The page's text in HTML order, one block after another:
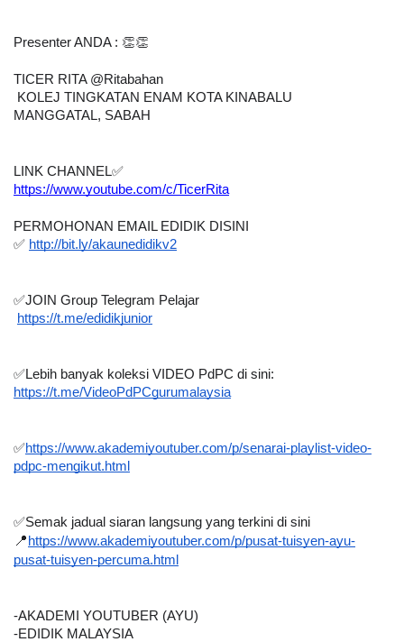
Presenter ANDA : 👏👏
TICER RITA @Ritabahan
KOLEJ TINGKATAN ENAM KOTA KINABALU
MANGGATAL, SABAH
LINK CHANNEL✅
https://www.youtube.com/c/TicerRita
PERMOHONAN EMAIL EDIDIK DISINI
✅ http://bit.ly/akaunedidikv2
✅JOIN Group Telegram Pelajar
https://t.me/edidikjunior
✅Lebih banyak koleksi VIDEO PdPC di sini:
https://t.me/VideoPdPCgurumalaysia
✅https://www.akademiyoutuber.com/p/senarai-playlist-video-
pdpc-mengikut.html
✅Semak jadual siaran langsung yang terkini di sini
📍 https://www.akademiyoutuber.com/p/pusat-tuisyen-ayu-
pusat-tuisyen-percuma.html
-AKADEMI YOUTUBER (AYU)
-EDIDIK MALAYSIA